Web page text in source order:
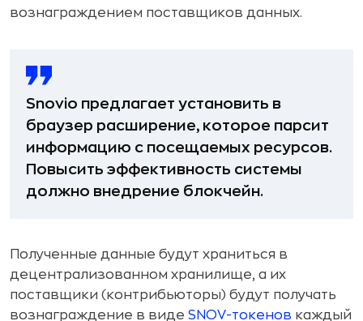
вознаграждением поставщиков данных.
Snovio предлагает установить в
браузер расширение, которое парсит
информацию с посещаемых ресурсов.
Повысить эффективность системы
должно внедрение блокчейн.
Полученные данные будут храниться в
децентрализованном хранилище, а их
поставщики (контрибьюторы) будут получать
вознаграждение в виде SNOV-токенов каждый